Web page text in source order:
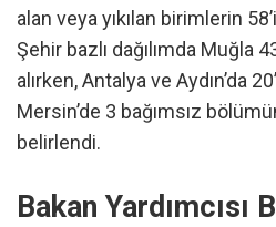
alan veya yıkılan birimlerin
Şehir bazlı dağılımda Muğla
alırken, Antalya ve Aydın’da
Mersin’de 3 bağımsız
belirlendi.
Bakan Yardımcısı